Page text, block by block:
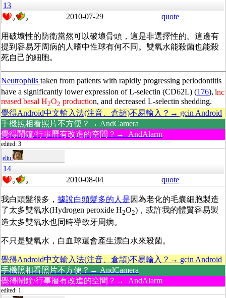
13
0 0 2010-07-29 quote
用破壞性的防衛當然可以破壞骨頭，這是非選擇性的。這邊有
提到容易牙周病的人嗜中性球有何不同。雙氧水能殺菌也能殺
死自己的細胞。
Neutrophils taken from patients with rapidly progressing periodontitis
have a significantly lower expression of L-selectin (CD62L) (176), inc
reased basal H2O2 production, and decreased L-selectin shedding.
覺得Android中文輸入法(注音、倉頡)不易輸入？→ gcin Android
手機照相看照片不方便？→ AndCamera
覺得鬧鐘/行事曆有改進的空間？→ AndAlarm
edited: 3
eliu
14
0 0 2010-08-04 quote
我白頭髮很多， 據說白頭髮多的人是因為老化的毛囊細胞製造
了太多雙氧水(Hydrogen peroxide H2O2)，或許我的體質容易製
造太多雙氧水也同時導致牙周病。
不只是雙氧水，白血球還會產生漂白水來殺菌。
覺得Android中文輸入法(注音、倉頡)不易輸入？→ gcin Android
手機照相看照片不方便？→ AndCamera
覺得鬧鐘/行事曆有改進的空間？→ AndAlarm
edited: 1